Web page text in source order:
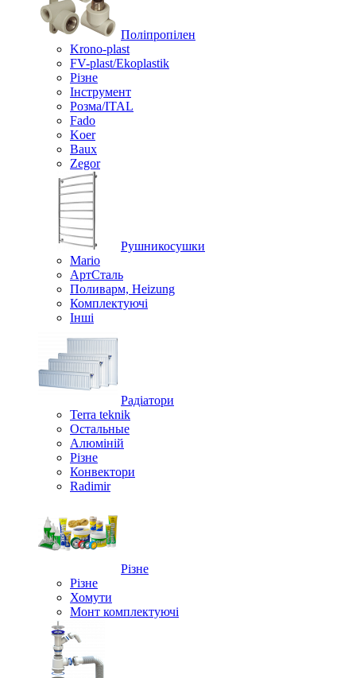
Поліпропілен
Krono-plast
FV-plast/Ekoplastik
Різне
Інструмент
Розма/ITAL
Fado
Koer
Baux
Zegor
Рушникосушки
Mario
АртСталь
Поливарм, Heizung
Комплектуючі
Інші
Радіатори
Terra teknik
Остальные
Алюміній
Різне
Конвектори
Radimir
Різне
Різне
Хомути
Монт комплектуючі